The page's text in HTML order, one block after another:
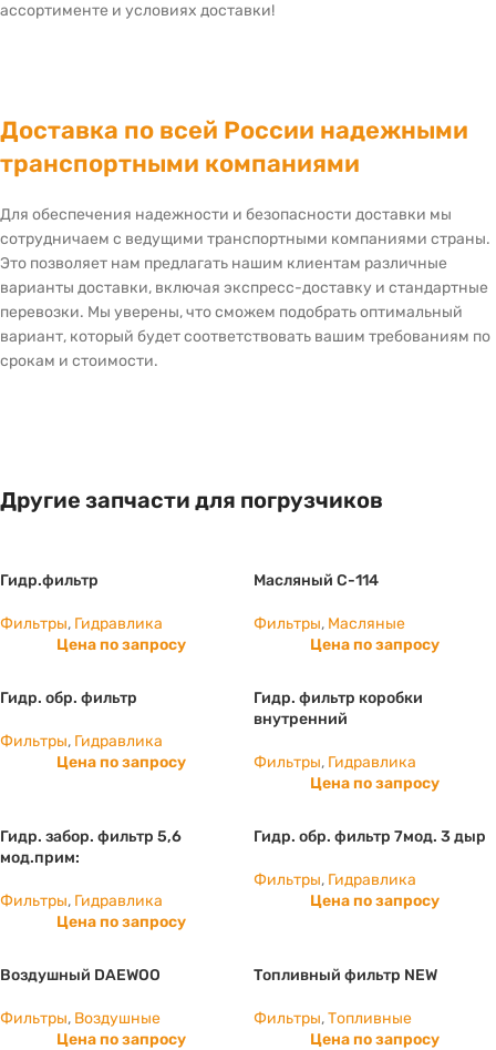
ассортименте и условиях доставки!
Доставка по всей России надежными
транспортными компаниями
Для обеспечения надежности и безопасности доставки мы
сотрудничаем с ведущими транспортными компаниями страны.
Это позволяет нам предлагать нашим клиентам различные
варианты доставки, включая экспресс-доставку и стандартные
перевозки. Мы уверены, что сможем подобрать оптимальный
вариант, который будет соответствовать вашим требованиям по
срокам и стоимости.
Другие запчасти для погрузчиков
Гидр.фильтр
Фильтры, Гидравлика
Цена по запросу
Масляный С-114
Фильтры, Масляные
Цена по запросу
Гидр. обр. фильтр
Фильтры, Гидравлика
Цена по запросу
Гидр. фильтр коробки
внутренний
Фильтры, Гидравлика
Цена по запросу
Гидр. забор. фильтр 5,6
мод.прим:
Фильтры, Гидравлика
Цена по запросу
Гидр. обр. фильтр 7мод. 3 дыр
Фильтры, Гидравлика
Цена по запросу
Воздушный DAEWOO
Фильтры, Воздушные
Цена по запросу
Топливный фильтр NEW
Фильтры,Топливные
Цена по запросу